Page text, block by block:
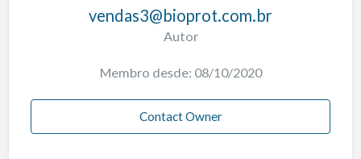
vendas3@bioprot.com.br
Autor
Membro desde: 08/10/2020
Contact Owner